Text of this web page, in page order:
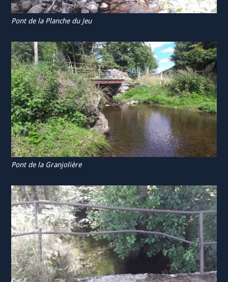
Pont de la Planche du Jeu
Pont de la Granjolière